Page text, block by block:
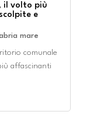
il volto più
e
mare
comunale
affascinanti